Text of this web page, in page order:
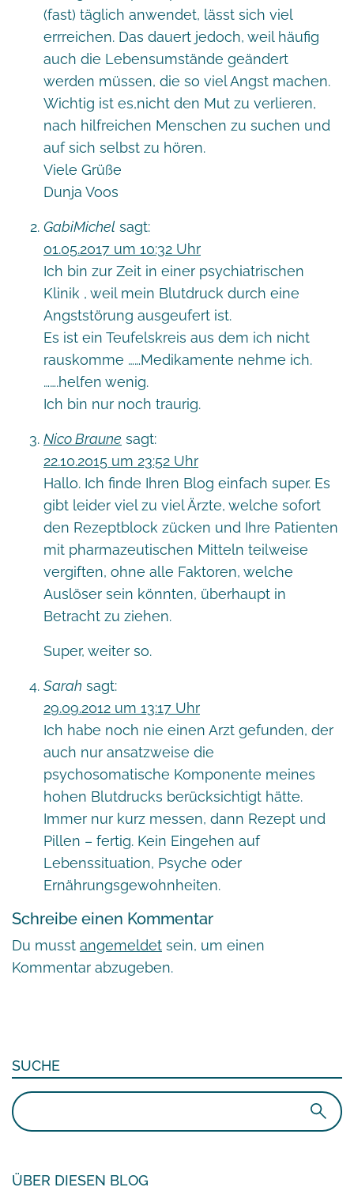
(fast) täglich anwendet, lässt sich viel
errreichen. Das dauert jedoch, weil häufig
auch die Lebensumstände geändert
werden müssen, die so viel Angst machen.
Wichtig ist es,nicht den Mut zu verlieren,
nach hilfreichen Menschen zu suchen und
auf sich selbst zu hören.
Viele Grüße
Dunja Voos
GabiMichel sagt:
01.05.2017 um 10:32 Uhr
Ich bin zur Zeit in einer psychiatrischen
Klinik , weil mein Blutdruck durch eine
Angststörung ausgeufert ist.
Es ist ein Teufelskreis aus dem ich nicht
rauskomme ……Medikamente nehme ich.
…….helfen wenig.
Ich bin nur noch traurig.
Nico Braune sagt:
22.10.2015 um 23:52 Uhr
Hallo. Ich finde Ihren Blog einfach super. Es
gibt leider viel zu viel Ärzte, welche sofort
den Rezeptblock zücken und Ihre Patienten
mit pharmazeutischen Mitteln teilweise
vergiften, ohne alle Faktoren, welche
Auslöser sein könnten, überhaupt in
Betracht zu ziehen.
Super, weiter so.
Sarah sagt:
29.09.2012 um 13:17 Uhr
Ich habe noch nie einen Arzt gefunden, der
auch nur ansatzweise die
psychosomatische Komponente meines
hohen Blutdrucks berücksichtigt hätte.
Immer nur kurz messen, dann Rezept und
Pillen – fertig. Kein Eingehen auf
Lebenssituation, Psyche oder
Ernährungsgewohnheiten.
Schreibe einen Kommentar
Du musst angemeldet sein, um einen
Kommentar abzugeben.
SUCHE
Suchen
nach:
ÜBER DIESEN BLOG